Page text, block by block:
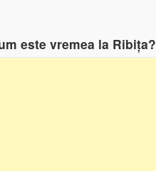
este vremea la Ribița?